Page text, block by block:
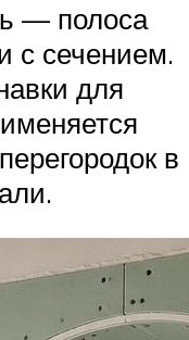
— полоса
с сечением.
для
в